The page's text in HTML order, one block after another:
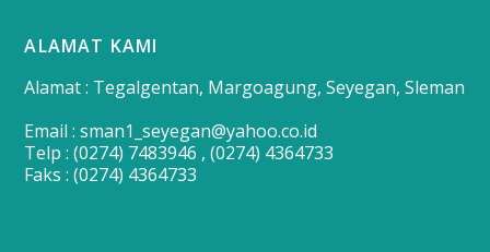
ALAMAT KAMI
Alamat : Tegalgentan, Margoagung, Seyegan, Sleman
Email : sman1_seyegan@yahoo.co.id
Telp : (0274) 7483946 , (0274) 4364733
Faks : (0274) 4364733